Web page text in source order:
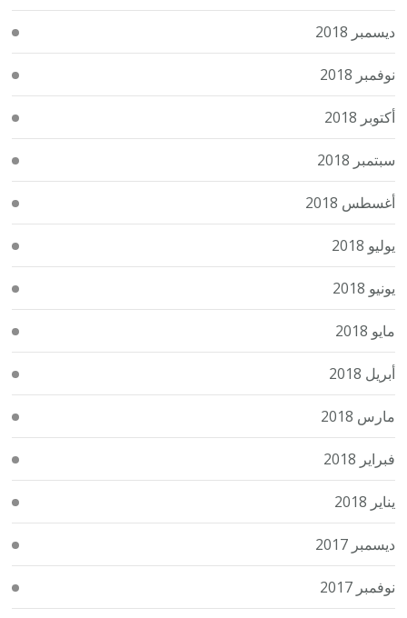
ديسمبر 2018
نوفمبر 2018
أكتوبر 2018
سبتمبر 2018
أغسطس 2018
يوليو 2018
يونيو 2018
مايو 2018
أبريل 2018
مارس 2018
فبراير 2018
يناير 2018
ديسمبر 2017
نوفمبر 2017